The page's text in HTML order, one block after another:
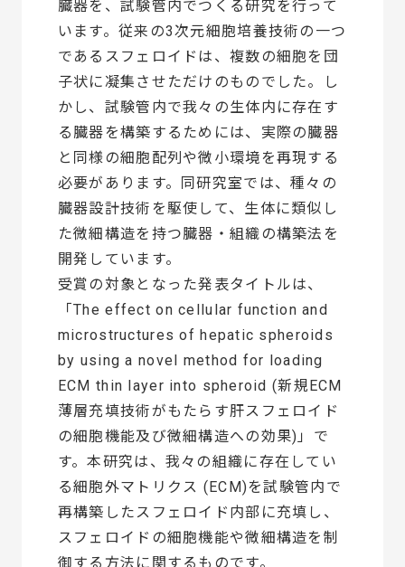
臓器を、試験管内でつくる研究を行って
います。従来の3次元細胞培養技術の一つ
であるスフェロイドは、複数の細胞を団
子状に凝集させただけのものでした。し
かし、試験管内で我々の生体内に存在す
る臓器を構築するためには、実際の臓器
と同様の細胞配列や微小環境を再現する
必要があります。同研究室では、種々の
臓器設計技術を駆使して、生体に類似し
た微細構造を持つ臓器・組織の構築法を
開発しています。
受賞の対象となった発表タイトルは、
「The effect on cellular function and
microstructures of hepatic spheroids
by using a novel method for loading
ECM thin layer into spheroid (新規ECM
薄層充填技術がもたらす肝スフェロイド
の細胞機能及び微細構造への効果)」で
す。本研究は、我々の組織に存在してい
る細胞外マトリクス (ECM)を試験管内で
再構築したスフェロイド内部に充填し、
スフェロイドの細胞機能や微細構造を制
御する方法に関するものです。